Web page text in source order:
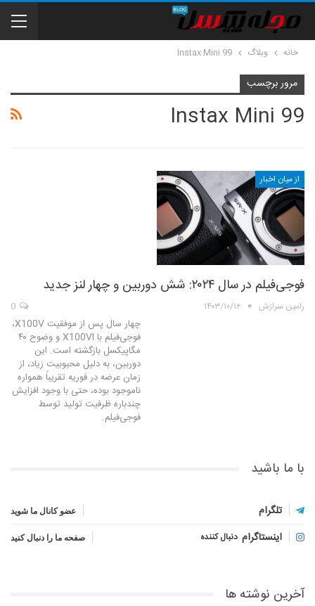
خانه وبلاگ Instax Mini 99
مرور برچسب
Instax Mini 99
از میان اخبار
فوجی‌فیلم در سال ۲۰۲۴: شش دوربین و چهار لنز جدید
رامین سرازش ۱۴۰۳/۱۰/۱۲
چهار سال پس از موفقیت X100V،
فوجی‌فیلم با X100VI و وضوح ۴۰
مگاپیکسل بازگشته است. این
دوربین، به دلیل محبوبیت زیاد، از
زمان عرضه در فوریه تقریباً همواره
ناموجود بوده، حتی با وجود افزایش
چندباره ظرفیت تولید توسط
فوجی‌فیلم.
با ما باشید
تلگرام عضو کانال ما شوید
اینستاگرام دنبال کننده صفحه ما را دنبال کنید
آخرین نوشته ها